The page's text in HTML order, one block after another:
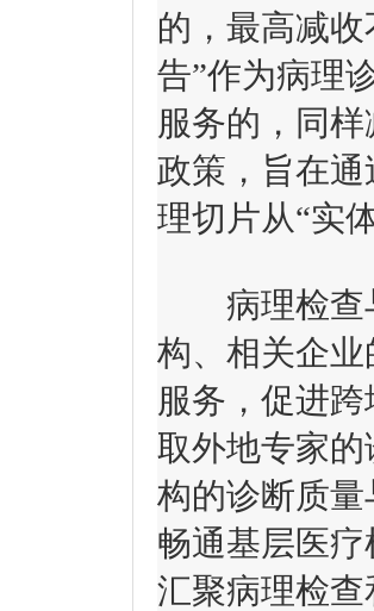
的，最高减
告”作为病理
服务的，同
政策，旨在
理切片从“实
病理检查与
构、相关企
服务，促进
取外地专家
构的诊断质
畅通基层医
汇聚病理检